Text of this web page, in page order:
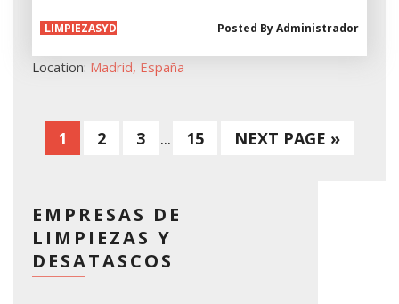
LIMPIEZASYD
Posted ByAdministrador
Location: Madrid, España
1 2 3 ... 15 NEXT PAGE »
EMPRESAS DE
LIMPIEZAS Y
DESATASCOS